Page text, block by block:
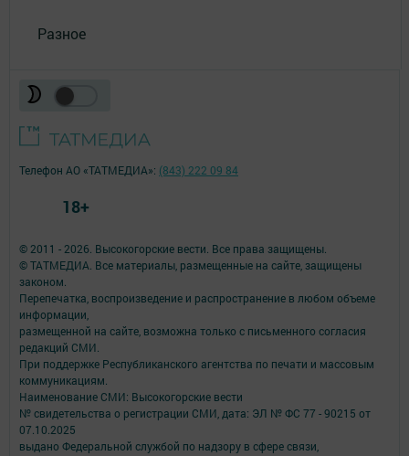
Разное
© 2011 - 2026. Высокогорские вести. Все права защищены.
© ТАТМЕДИА. Все материалы, размещенные на сайте, защищены
законом.
Перепечатка, воспроизведение и распространение в любом объеме
информации,
размещенной на сайте, возможна только с письменного согласия
редакций СМИ.
При поддержке Республиканского агентства по печати и массовым
коммуникациям.
Наименование СМИ: Высокогорские вести
№ свидетельства о регистрации СМИ, дата: ЭЛ № ФС 77 - 90215 от
07.10.2025
выдано Федеральной службой по надзору в сфере связи,
Телефон АО «ТАТМЕДИА»: (843) 222 09 84
18+